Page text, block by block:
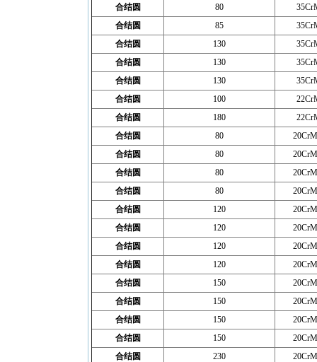
合结圆 80
合结圆
85
合结圆
130
合结圆
130
合结圆
130
合结圆
100
合结圆
180
合结圆
80
合结圆
80
合结圆
80
合结圆
80
合结圆
120
合结圆
120
合结圆
120
合结圆
120
合结圆
150
合结圆
150
合结圆
150
合结圆
150
合结圆
230